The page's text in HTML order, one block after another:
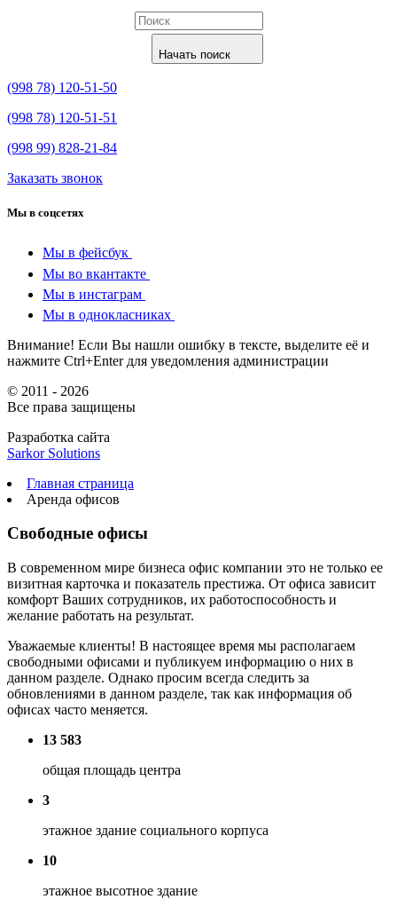
Начать поиск
(998 78) 120-51-50
(998 78) 120-51-51
(998 99) 828-21-84
Заказать звонок
Мы в соцсетях
Мы в фейсбук
Мы во вкантакте
Мы в инстаграм
Мы в однокласниках
Внимание! Если Вы нашли ошибку в тексте, выделите её и
нажмите Ctrl+Enter для уведомления администрации
© 2011 - 2026
Все права защищены
Разработка сайта
Sarkor Solutions
Главная страница
Аренда офисов
Свободные офисы
В современном мире бизнеса офис компании это не только ее
визитная карточка и показатель престижа. От офиса зависит
комфорт Ваших сотрудников, их работоспособность и
желание работать на результат.
Уважаемые клиенты! В настоящее время мы располагаем
свободными офисами и публикуем информацию о них в
данном разделе. Однако просим всегда следить за
обновлениями в данном разделе, так как информация об
офисах часто меняется.
13 583
общая площадь центра
3
этажное здание социального корпуса
10
этажное высотное здание